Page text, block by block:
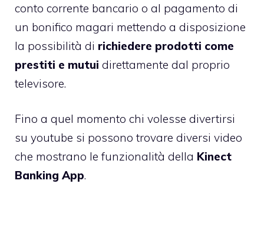
conto corrente bancario o al pagamento di
un bonifico magari mettendo a disposizione
la possibilità di richiedere prodotti come
prestiti e mutui direttamente dal proprio
televisore.
Fino a quel momento chi volesse divertirsi
su youtube si possono trovare diversi video
che mostrano le funzionalità della Kinect
Banking App.